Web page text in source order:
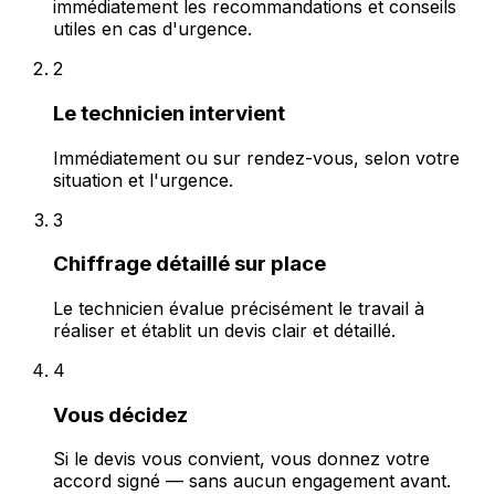
immédiatement les recommandations et conseils
utiles en cas d'urgence.
2
Le technicien intervient
Immédiatement ou sur rendez-vous, selon votre
situation et l'urgence.
3
Chiffrage détaillé sur place
Le technicien évalue précisément le travail à
réaliser et établit un devis clair et détaillé.
4
Vous décidez
Si le devis vous convient, vous donnez votre
accord signé — sans aucun engagement avant.